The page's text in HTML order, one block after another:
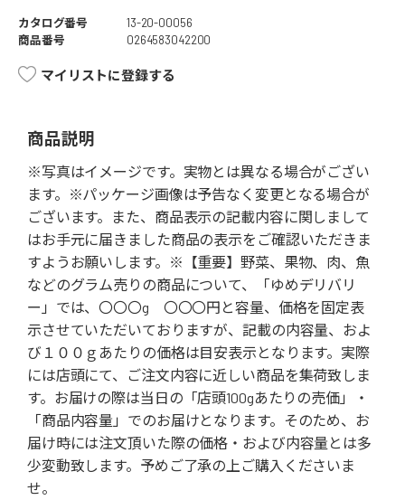
カタログ番号
13-20-00056
商品番号
0264583042200
マイリストに登録する
商品説明
※写真はイメージです。実物とは異なる場合がござい
ます。※パッケージ画像は予告なく変更となる場合が
ございます。また、商品表示の記載内容に関しまして
はお手元に届きました商品の表示をご確認いただきま
すようお願いします。※【重要】野菜、果物、肉、魚
などのグラム売りの商品について、「ゆめデリバリ
ー」では、〇〇〇g 〇〇〇円と容量、価格を固定表
示させていただいておりますが、記載の内容量、およ
び１００ｇあたりの価格は目安表示となります。実際
には店頭にて、ご注文内容に近しい商品を集荷致しま
す。お届けの際は当日の「店頭100gあたりの売価」・
「商品内容量」でのお届けとなります。そのため、お
届け時には注文頂いた際の価格・および内容量とは多
少変動致します。予めご了承の上ご購入くださいま
せ。